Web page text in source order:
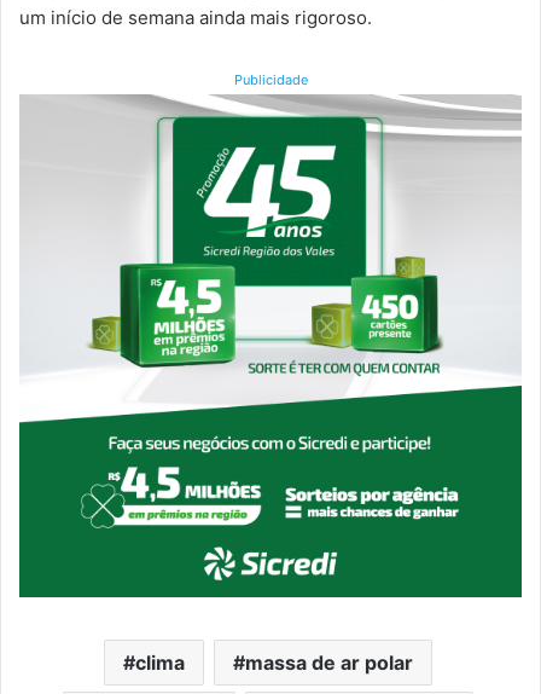
um início de semana ainda mais rigoroso.
Publicidade
clima massa de ar polar